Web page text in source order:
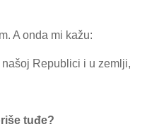
A onda mi kažu:
Republici i u zemlji,
tuđe?